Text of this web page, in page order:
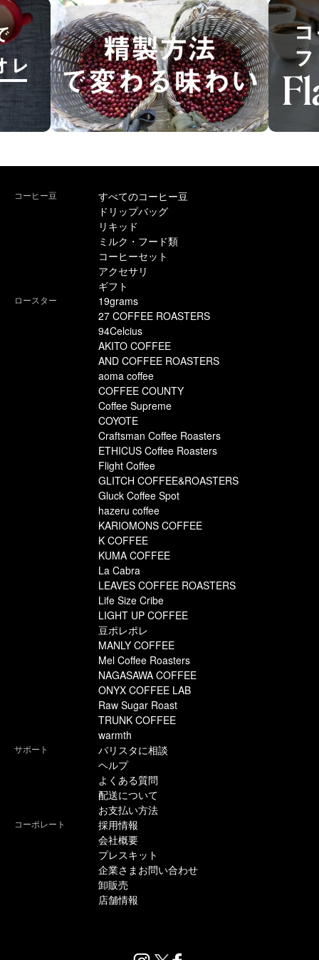
コーヒー豆
すべてのコーヒー豆
ドリップバッグ
リキッド
ミルク・フード類
コーヒーセット
アクセサリ
ギフト
ロースター
19grams
27 COFFEE ROASTERS
94Celcius
AKITO COFFEE
AND COFFEE ROASTERS
aoma coffee
COFFEE COUNTY
Coffee Supreme
COYOTE
Craftsman Coffee Roasters
ETHICUS Coffee Roasters
Flight Coffee
GLITCH COFFEE&ROASTERS
Gluck Coffee Spot
hazeru coffee
KARIOMONS COFFEE
K COFFEE
KUMA COFFEE
La Cabra
LEAVES COFFEE ROASTERS
Life Size Cribe
LIGHT UP COFFEE
豆ポレポレ
MANLY COFFEE
Mel Coffee Roasters
NAGASAWA COFFEE
ONYX COFFEE LAB
Raw Sugar Roast
TRUNK COFFEE
warmth
サポート
バリスタに相談
ヘルプ
よくある質問
配送について
お支払い方法
コーポレート
採用情報
会社概要
プレスキット
企業さまお問い合わせ
卸販売
店舗情報